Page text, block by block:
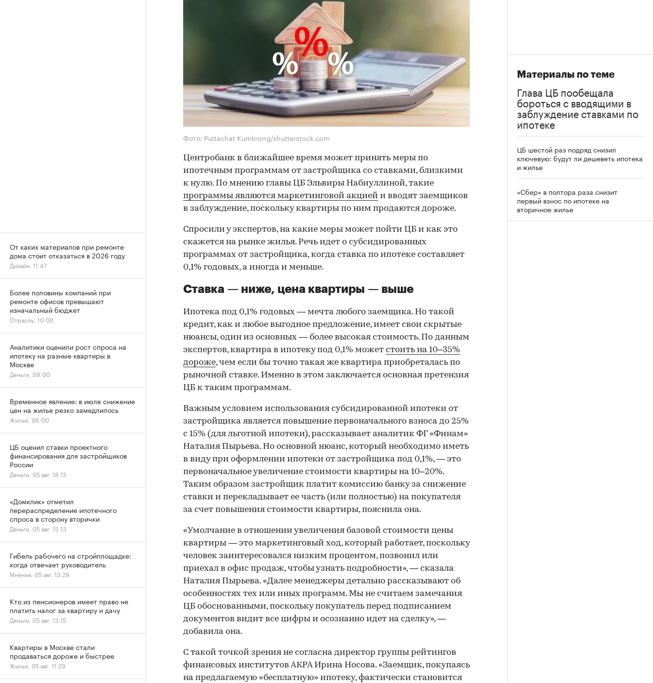
Фото: Puttachat Kumkrong/shutterstock.com
Центробанк в ближайшее время может принять меры по
ипотечным программам от застройщика со ставками, близкими
к нулю. По мнению главы ЦБ Эльвиры Набиуллиной, такие
программы являются маркетинговой акцией и вводят заемщиков
в заблуждение, поскольку квартиры по ним продаются дороже.
Спросили у экспертов, на какие меры может пойти ЦБ и как это
скажется на рынке жилья. Речь идет о субсидированных
программах от застройщика, когда ставка по ипотеке составляет
0,1% годовых, а иногда и меньше.
Ставка — ниже, цена квартиры — выше
Ипотека под 0,1% годовых — мечта любого заемщика. Но такой
кредит, как и любое выгодное предложение, имеет свои скрытые
нюансы, один из основных — более высокая стоимость. По данным
экспертов, квартира в ипотеку под 0,1% может стоить на 10–35%
дороже, чем если бы точно такая же квартира приобреталась по
рыночной ставке. Именно в этом заключается основная претензия
ЦБ к таким программам.
Важным условием использования субсидированной ипотеки от
застройщика является повышение первоначального взноса до 25%
с 15% (для льготной ипотеки), рассказывает аналитик ФГ «Финам»
Наталия Пырьева. Но основной нюанс, который необходимо иметь
в виду при оформлении ипотеки от застройщика под 0,1%, — это
первоначальное увеличение стоимости квартиры на 10–20%.
Таким образом застройщик платит комиссию банку за снижение
ставки и перекладывает ее часть (или полностью) на покупателя
за счет повышения стоимости квартиры, пояснила она.
«Умолчание в отношении увеличения базовой стоимости цены
квартиры — это маркетинговый ход, который работает, поскольку
человек заинтересовался низким процентом, позвонил или
приехал в офис продаж, чтобы узнать подробности», — сказала
Наталия Пырьева. «Далее менеджеры детально рассказывают об
особенностях тех или иных программ. Мы не считаем замечания
ЦБ обоснованными, поскольку покупатель перед подписанием
документов видит все цифры и осознанно идет на сделку», —
добавила она.
С такой точкой зрения не согласна директор группы рейтингов
финансовых институтов АКРА Ирина Носова. «Заемщик, покупаясь
на предлагаемую «бесплатную» ипотеку, фактически становится
Материалы по теме
Глава ЦБ пообещала
бороться с вводящими в
заблуждение ставками по
ипотеке
ЦБ шестой раз подряд снизил
ключевую: будут ли дешеветь ипотека
и жилье
«Сбер» в полтора раза снизит
первый взнос по ипотеке на
вторичное жилье
От каких материалов при ремонте
дома стоит отказаться в 2026 году
Дизайн, 11:47
Более половины компаний при
ремонте офисов превышают
изначальный бюджет
Отрасль, 10:00
Аналитики оценили рост спроса на
ипотеку на разные квартиры в
Москве
Деньги, 09:00
Временное явление: в июле снижение
цен на жилье резко замедлилось
Жилье, 06:00
ЦБ оценил ставки проектного
финансирования для застройщиков
России
Деньги, 05 авг, 18:13
«Домклик» отметил
перераспределение ипотечного
спроса в сторону вторички
Деньги, 05 авг, 15:13
Гибель рабочего на стройплощадке:
когда отвечает руководитель
Мнения, 05 авг, 13:29
Кто из пенсионеров имеет право не
платить налог за квартиру и дачу
Деньги, 05 авг, 12:15
Квартиры в Москве стали
продаваться дороже и быстрее
Жилье, 05 авг, 11:29